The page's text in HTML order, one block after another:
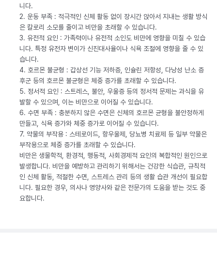
니다.
2. 운동 부족 : 적극적인 신체 활동 없이 장시간 앉아서 지내는 생활 방식
은 칼로리 소모를 줄이고 비만을 초래할 수 있습니다.
3. 유전적 요인 : 가족력이나 유전적 소인도 비만에 영향을 미칠 수 있습
니다. 특정 유전자 변이가 신진대사율이나 식욕 조절에 영향을 줄 수 있
습니다.
4. 호르몬 불균형 : 갑상선 기능 저하증, 인슐린 저항성, 다낭성 난소 증
후군 등의 호르몬 불균형은 체중 증가를 초래할 수 있습니다.
5. 정서적 요인 : 스트레스, 불안, 우울증 등의 정서적 문제는 과식을 유
발할 수 있으며, 이는 비만으로 이어질 수 있습니다.
6. 수면 부족 : 충분하지 않은 수면은 신체의 호르몬 균형을 불안정하게
만들고, 식욕 증가와 체중 증가로 이어질 수 있습니다.
7. 약물의 부작용 : 스테로이드, 항우울제, 당뇨병 치료제 등 일부 약물은
부작용으로 체중 증가를 초래할 수 있습니다.
비만은 생물학적, 환경적, 행동적, 사회경제적 요인의 복합적인 원인으로
발생합니다. 비만을 예방하고 관리하기 위해서는 건강한 식습관, 규칙적
인 신체 활동, 적절한 수면, 스트레스 관리 등의 생활 습관 개선이 필요합
니다. 필요한 경우, 의사나 영양사와 같은 전문가의 도움을 받는 것도 중
요합니다.